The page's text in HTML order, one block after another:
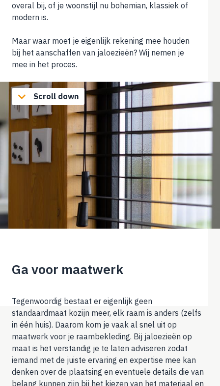
overal bij, of je woonstijl nu bohemian, klassiek of
modern is.
Maar waar moet je eigenlijk rekening mee houden
bij het aanschaffen van jaloezieën? Wij nemen je
mee in het proces.
Scroll down
Ga voor maatwerk
Tegenwoordig bestaat er eigenlijk geen
standaardmaat kozijn meer, elk raam is anders (zelfs
in één huis). Daarom kom je vaak al snel uit op
maatwerk voor je raambekleding. Bij jaloezieën op
maat is het verstandig je te laten adviseren zodat
iemand met de juiste ervaring en expertise mee kan
denken over de plaatsing en eventuele details die van
belang kunnen zijn bij het kiezen van het materiaal en